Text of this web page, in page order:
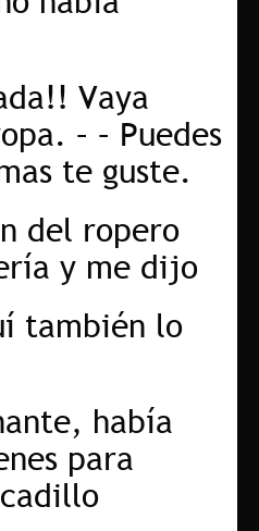
Vaya
– – Puedes
te guste.
del ropero
y me dijo
también lo
había
para